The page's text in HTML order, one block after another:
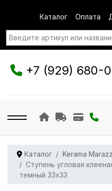
Каталог Оплата
+7 (929) 680-
Каталог Kerama
Ступень угловая
темный 33x33